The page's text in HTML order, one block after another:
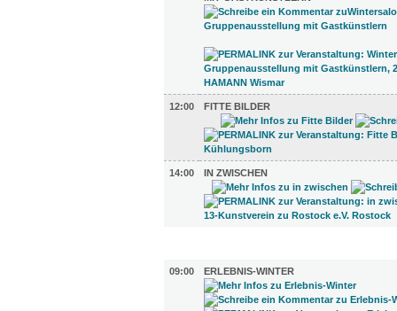
12:00 FITTE BILDER
14:00 IN ZWISCHEN
09:00
ERLEBNIS-WINTER